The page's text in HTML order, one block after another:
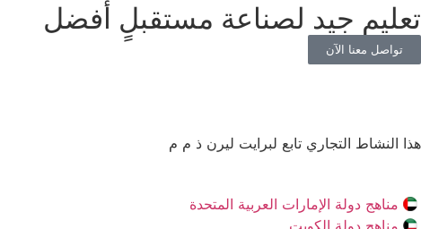
تعليم جيد لصناعة مستقبلٍ أفضل
تواصل معنا الآن
هذا النشاط التجاري تابع لبرايت ليرن ذ م م
مناهج دولة الإمارات العربية المتحدة
مناهج دولة الكويت